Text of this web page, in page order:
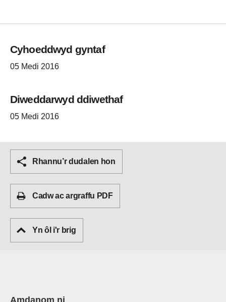
Cyhoeddwyd gyntaf
05 Medi 2016
Diweddarwyd ddiwethaf
05 Medi 2016
Rhannu’r dudalen hon
Cadw ac argraffu PDF
Yn ôl i'r brig
Amdanom ni